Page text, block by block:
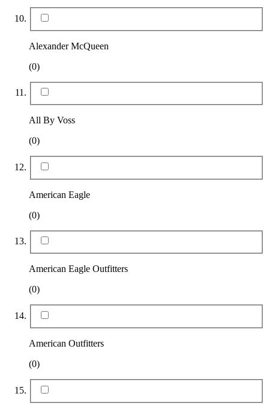
Alexander McQueen
(0)
All By Voss
(0)
American Eagle
(0)
American Eagle Outfitters
(0)
American Outfitters
(0)